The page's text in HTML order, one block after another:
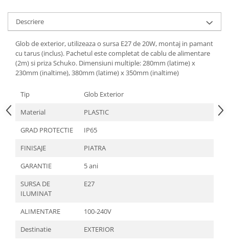
Gama Palmyie Viko
Gama Legrand Niloe
Panasonic Arkedia Slim
Aparataj Modular
Bticino Living NOW
Bticino AXOLUTE AIR
Gama Matix Bticino
Legrand Mosaic
Doze de Pardoseala
Incara Legrand
Iluminat Interior
Descriere
Glob de exterior, utilizeaza o sursa E27 de 20W, montaj in pamant
cu tarus (inclus). Pachetul este completat de cablu de alimentare
(2m) si priza Schuko. Dimensiuni multiple: 280mm (latime) x
230mm (inaltime), 380mm (latime) x 350mm (inaltime)
Tip
Glob Exterior
Material
PLASTIC
GRAD PROTECTIE
IP65
FINISAJE
PIATRA
GARANTIE
5 ani
SURSA DE
ILUMINAT
E27
ALIMENTARE
100-240V
Destinatie
EXTERIOR